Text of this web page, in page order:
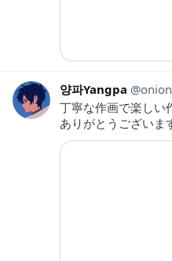
양파Yangpa
丁寧な作画で楽しい
ありがとうございま